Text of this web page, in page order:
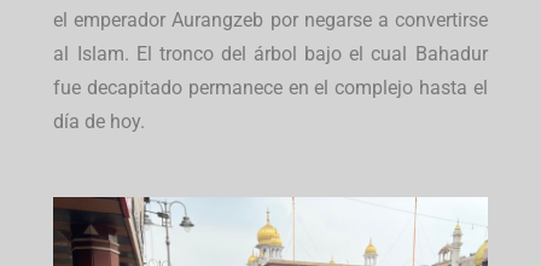
el emperador Aurangzeb por negarse a convertirse
al Islam. El tronco del árbol bajo el cual Bahadur
fue decapitado permanece en el complejo hasta el
día de hoy.